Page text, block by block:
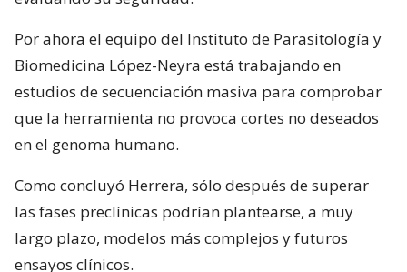
Por ahora el equipo del Instituto de Parasitología y
Biomedicina López-Neyra está trabajando en
estudios de secuenciación masiva para comprobar
que la herramienta no provoca cortes no deseados
en el genoma humano.
Como concluyó Herrera, sólo después de superar
las fases preclínicas podrían plantearse, a muy
largo plazo, modelos más complejos y futuros
ensayos clínicos.